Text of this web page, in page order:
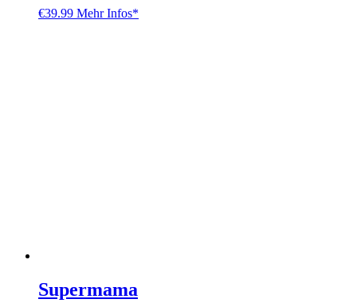
€39.99 Mehr Infos*
Supermama